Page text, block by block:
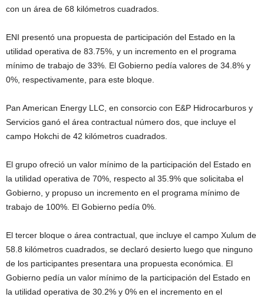
con un área de 68 kilómetros cuadrados.
ENI presentó una propuesta de participación del Estado en la
utilidad operativa de 83.75%, y un incremento en el programa
mínimo de trabajo de 33%. El Gobierno pedía valores de 34.8% y
0%, respectivamente, para este bloque.
Pan American Energy LLC, en consorcio con E&P Hidrocarburos y
Servicios ganó el área contractual número dos, que incluye el
campo Hokchi de 42 kilómetros cuadrados.
El grupo ofreció un valor mínimo de la participación del Estado en
la utilidad operativa de 70%, respecto al 35.9% que solicitaba el
Gobierno, y propuso un incremento en el programa mínimo de
trabajo de 100%. El Gobierno pedía 0%.
El tercer bloque o área contractual, que incluye el campo Xulum de
58.8 kilómetros cuadrados, se declaró desierto luego que ninguno
de los participantes presentara una propuesta económica. El
Gobierno pedía un valor mínimo de la participación del Estado en
la utilidad operativa de 30.2% y 0% en el incremento en el